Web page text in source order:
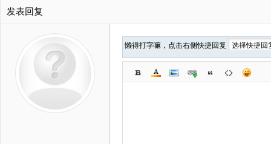
发表回复
懒得打字嘛，点击右侧快捷回复